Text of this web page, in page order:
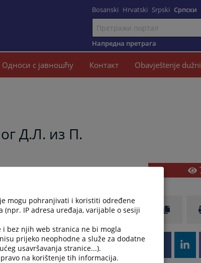
Bosanski Hrvatski Srpski Српски
Напредна претрага
Односи с јавношћу Контакт Obavještenje
Д.Л. из П.
јавног тужилаштва у Источном
да је починио кривично дјело
Републике Српске.
mogu pohranjivati i koristiti određene
(npr. IP adresa uređaja, varijable o sesiji
bez njih web stranica ne bi mogla
prijeko neophodne a služe za dodatne
usavršavanja stranice...).
na korištenje tih informacija.